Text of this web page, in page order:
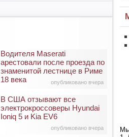
опубликовано вчера
Водителя Maserati
арестовали после проезда по
знаменитой лестнице в Риме
18 века
опубликовано вчера
В США отзывают все
электрокроссоверы Hyundai
Ioniq 5 и Kia EV6